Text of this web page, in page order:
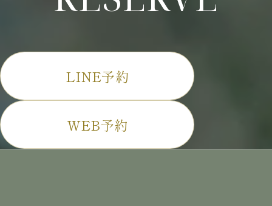
LINE予約
WEB予約